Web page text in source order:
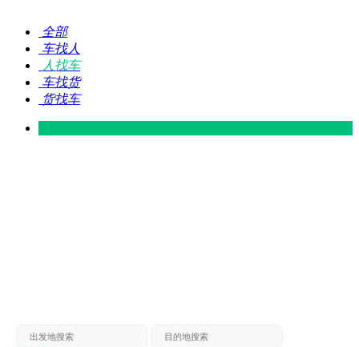
全部
车找人
人找车
车找货
货找车